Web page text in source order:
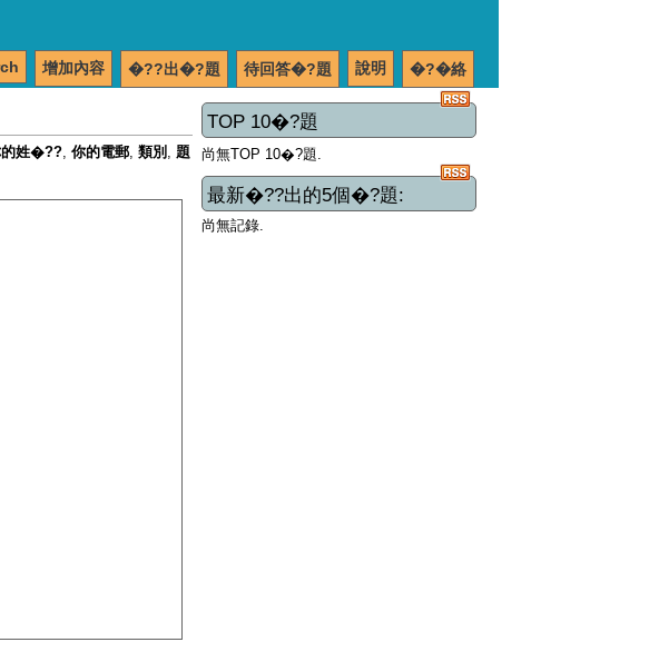
�?�絡
說明
待回答�?題
�??出�?題
增加內容
TOP 10�?題
尚無TOP 10�?題.
最新�??出的5個�?題:
尚無記錄.
的姓�?? 你的電郵 類別
題